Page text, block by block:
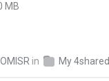
MB
in My 4shared